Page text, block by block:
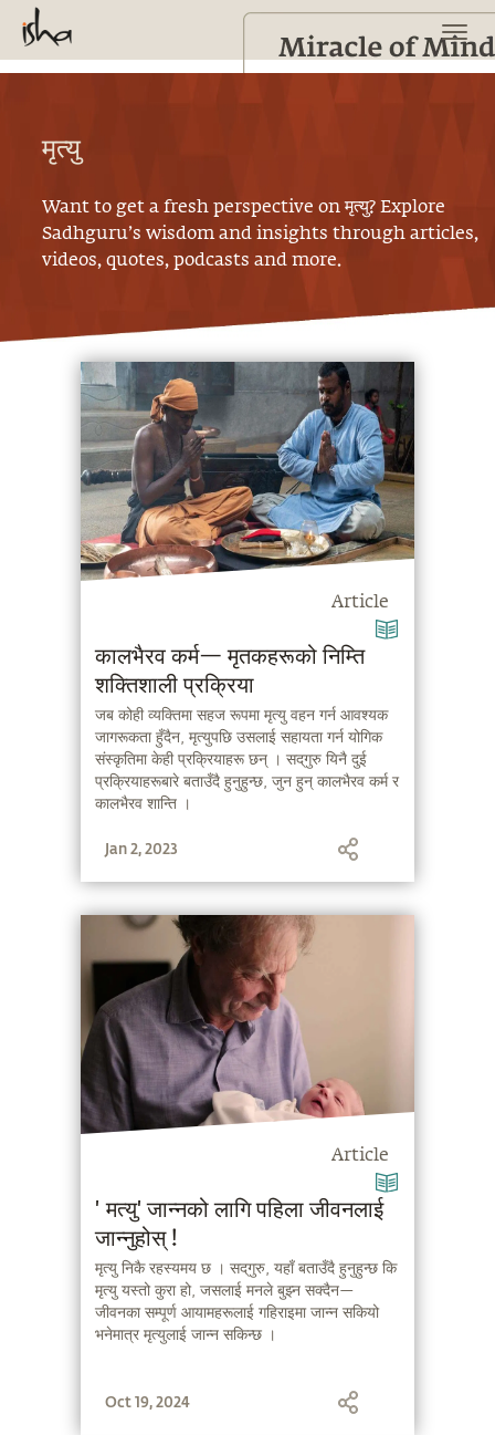
मृत्यु
Want to get a fresh perspective onमृत्यु? Explore
Sadhguru’s wisdom and insights through articles,
videos, quotes, podcasts and more.
Article
कालभैरव कर्म— मृतकहरूको निम्ति
शक्तिशाली प्रक्रिया
जब कोही व्यक्तिमा सहज रूपमा मृत्यु वहन गर्न आवश्यक
जागरूकता हुँदैन, मृत्युपछि उसलाई सहायता गर्न योगिक
संस्कृतिमा केही प्रक्रियाहरू छन् । सद्‌गुरु यिनै दुई
प्रक्रियाहरूबारे बताउँदै हुनुहुन्छ, जुन हुन् कालभैरव कर्म र
कालभैरव शान्ति ।
Jan 2, 2023
Article
'मत्यु' जान्नको लागि पहिला जीवनलाई
जान्नुहोस् !
मृत्यु निकै रहस्यमय छ । सद्‌गुरु, यहाँ बताउँदै हुनुहुन्छ कि
मृत्यु यस्तो कुरा हो, जसलाई मनले बुझ्न सक्दैन—
जीवनका सम्पूर्ण आयामहरूलाई गहिराइमा जान्न सकियो
भनेमात्र मृत्युलाई जान्न सकिन्छ ।
Oct 19, 2024